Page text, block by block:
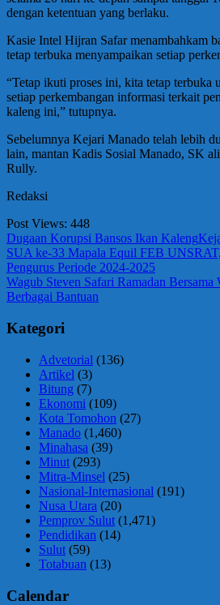
dengan ketentuan yang berlaku.
Kasie Intel Hijran Safar menambahkam
tetap terbuka menyampaikan setiap
“Tetap ikuti proses ini, kita tetap terbuka
setiap perkembangan informasi terkait
kaleng ini,” tutupnya.
Sebelumnya Kejari Manado telah lebih
lain, mantan Kadis Sosial Manado, SK
Rully.
Redaksi
Post Views: 448
Dugaan Korupsi Bansos Ikan Kaleng
Navigasi
pos
Previous
Post:
SUA ke-33 Mapala Equil FEB
Pengurus Periode 2024-2025
Next
Post:
Wagub Steven Safari Ramadan
Berbagai Bantuan
Kategori
Advetorial (136)
Artikel (3)
Bitung (7)
Ekonomi (109)
Kota Tomohon (27)
Manado (1,460)
Minahasa (39)
Minut (293)
Mitra-Minsel (25)
Nasional-Internasional (191)
Nusa Utara (20)
Pemprov Sulut (1,471)
Pendidikan (14)
Sulut (59)
Totabuan (13)
Calendar